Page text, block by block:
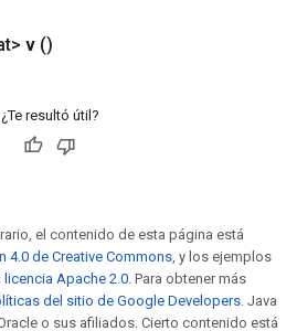
v ()
¿Te resultó útil?
el contenido de esta página está
4.0 de Creative Commons, y los ejemplos
licencia Apache 2.0. Para obtener más
del sitio de Google Developers. Java
o sus afiliados. Cierto contenido está